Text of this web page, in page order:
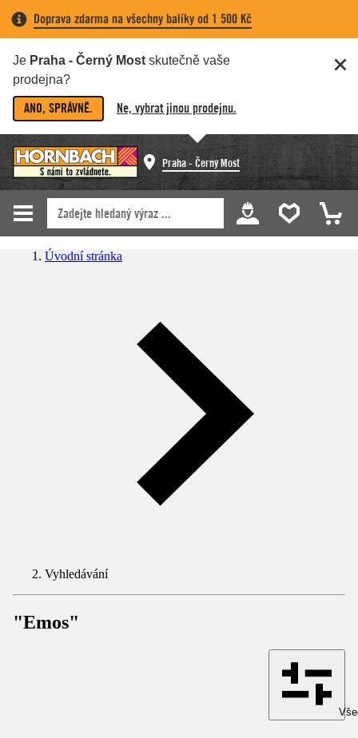
Doprava zdarma na všechny balíky od 1 500 Kč
Je Praha - Černý Most skutečně vaše
prodejna?
ANO, SPRÁVNĚ. Ne, vybrat jinou prodejnu.
Praha - Černý Most
Úvodní stránka
Vyhledávání
"Emos"